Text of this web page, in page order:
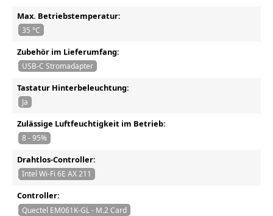
Max. Betriebstemperatur:
35 °C
Zubehör im Lieferumfang:
USB-C Stromadapter
Tastatur Hinterbeleuchtung:
Ja
Zulässige Luftfeuchtigkeit im Betrieb:
8 - 95%
Drahtlos-Controller:
Intel Wi-Fi 6E AX 211
Controller:
Quectel EM061K-GL - M.2 Card